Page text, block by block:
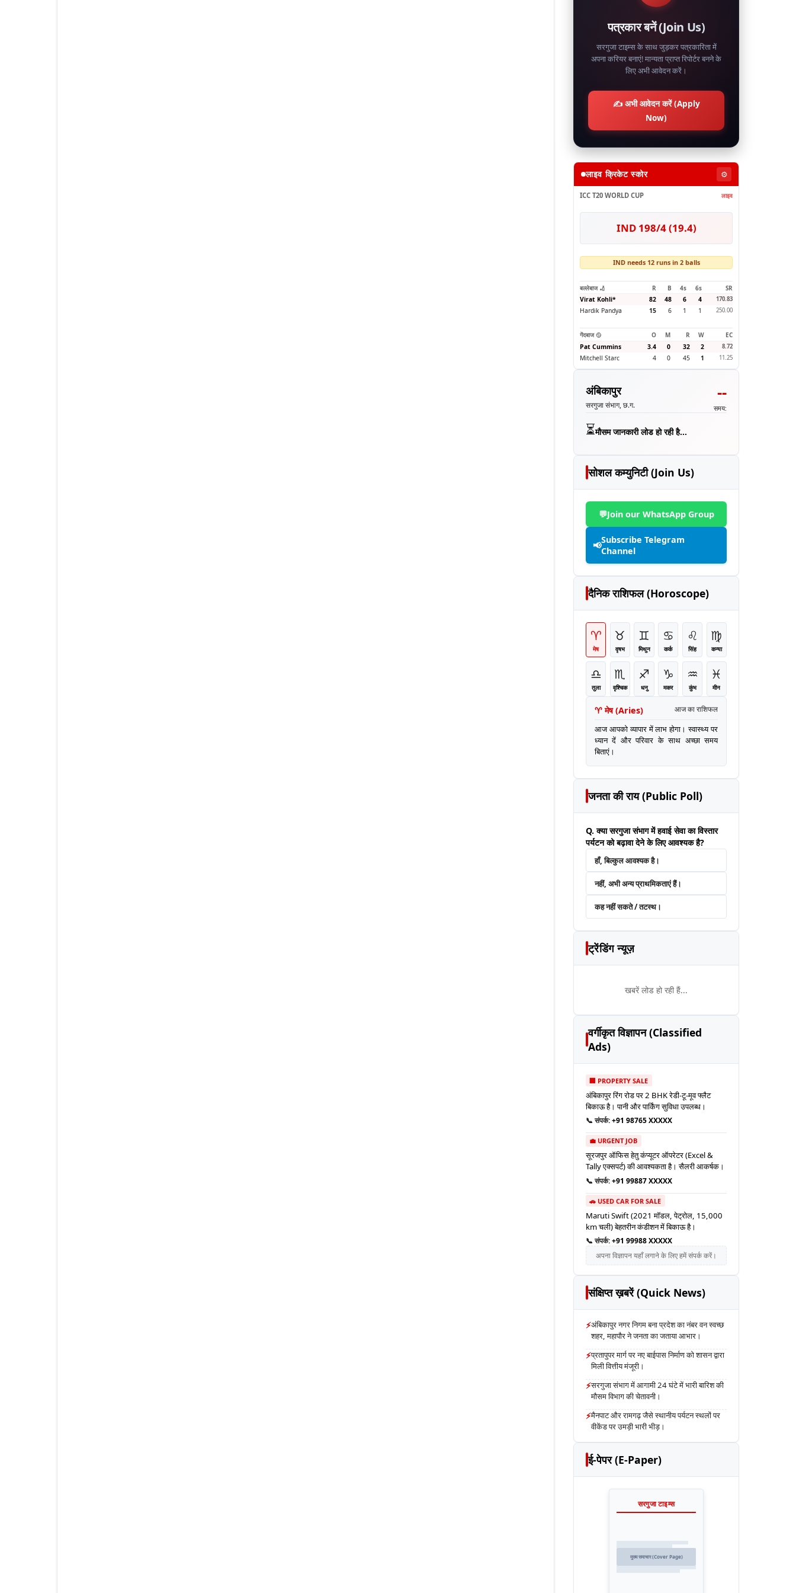
पत्रकार बनें (Join Us)
सरगुजा टाइम्स के साथ जुड़कर पत्रकारिता में
अपना करियर बनाएं! मान्यता प्राप्त रिपोर्टर बनने के
लिए अभी आवेदन करें।
✍️ अभी आवेदन करें (Apply
Now)
लाइव क्रिकेट स्कोर ⚙️
ICC T20 WORLD CUP लाइव
IND 198/4 (19.4)
IND needs 12 runs in 2 balls
बल्लेबाज 🏏 R B 4s 6s
SR
Virat Kohli* 82 48 6 4 170.83
Hardik Pandya 15 6 1 1 250.00
गेंदबाज 🥎 O M R W
EC
Pat Cummins
3.4 0 32 2 8.72
Mitchell Starc 4 0 45 1 11.25
अंबिकापुर
सरगुजा संभाग, छ.ग.
--
समय:
⏳मौसम जानकारी लोड हो रही है...
सोशल कम्युनिटी (Join Us)
💬Join our WhatsApp Group
📢Subscribe Telegram
Channel
दैनिक राशिफल (Horoscope)
♈
मेष
♉
वृषभ
♊
मिथुन
♋
कर्क
♌
सिंह
♍
कन्या
♎
तुला
♏
वृश्चिक
♐
धनु
♑
मकर
♒
कुंभ
♓
मीन
♈ मेष(Aries) आज का राशिफल
आज आपको व्यापार में लाभ होगा। स्वास्थ्य पर
ध्यान दें और परिवार के साथ अच्छा समय
बिताएं।
जनता की राय (Public Poll)
Q. क्या सरगुजा संभाग में हवाई सेवा का विस्तार
पर्यटन को बढ़ावा देने के लिए आवश्यक है?
हाँ, बिल्कुल आवश्यक है।
नहीं, अभी अन्य प्राथमिकताएं हैं।
कह नहीं सकते / तटस्थ।
ट्रेंडिंग न्यूज़
खबरें लोड हो रही हैं...
वर्गीकृत विज्ञापन (Classified
Ads)
🏢 PROPERTY SALE
अंबिकापुर रिंग रोड पर 2 BHK रेडी-टू-मूव फ्लैट
बिकाऊ है। पानी और पार्किंग सुविधा उपलब्ध।
📞 संपर्क:+91 98765 XXXXX
💼 URGENT JOB
सूरजपुर ऑफिस हेतु कंप्यूटर ऑपरेटर (Excel &
Tally एक्सपर्ट) की आवश्यकता है। सैलरी आकर्षक।
📞 संपर्क:+91 99887 XXXXX
🚗 USED CAR FOR SALE
Maruti Swift (2021 मॉडल, पेट्रोल, 15,000
km चली) बेहतरीन कंडीशन में बिकाऊ है।
📞 संपर्क:+91 99988 XXXXX
अपना विज्ञापन यहाँ लगाने के लिए हमें संपर्क करें।
संक्षिप्त ख़बरें (Quick News)
⚡अंबिकापुर नगर निगम बना प्रदेश का नंबर वन स्वच्छ
शहर, महापौर ने जनता का जताया आभार।
⚡प्रतापुपर मार्ग पर नए बाईपास निर्माण को शासन द्वारा
मिली वित्तीय मंजूरी।
⚡सरगुजा संभाग में आगामी 24 घंटे में भारी बारिश की
मौसम विभाग की चेतावनी।
⚡मैनपाट और रामगढ़ जैसे स्थानीय पर्यटन स्थलों पर
वीकेंड पर उमड़ी भारी भीड़।
ई-पेपर (E-Paper)
सरगुजा टाइम्स
मुख्य समाचार (Cover Page)